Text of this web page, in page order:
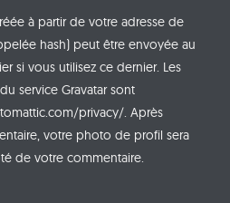
à partir de votre adresse de
hash) peut être envoyée au
si vous utilisez ce dernier. Les
service Gravatar sont
privacy/. Après
votre photo de profil sera
de votre commentaire.